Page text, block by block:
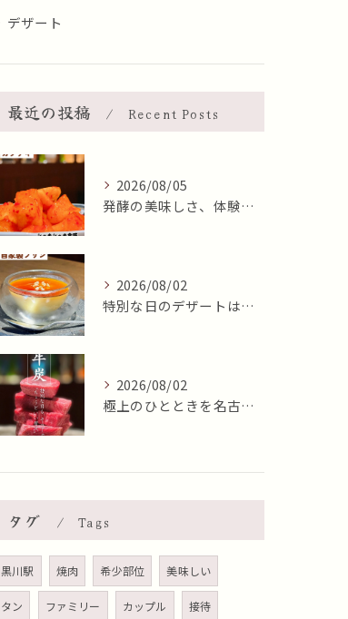
デザート
最近の投稿 Recent Posts
2026/08/05
発酵の美味しさ、体験しませんか？🧄
2026/08/02
特別な日のデザートはいかがですか🍮✨？本日8月2日はおやつの...
2026/08/02
極上のひとときを名古屋市北区で✨
タグ Tags
黒川駅 焼肉 希少部位 美味しい
タン ファミリー カップル 接待